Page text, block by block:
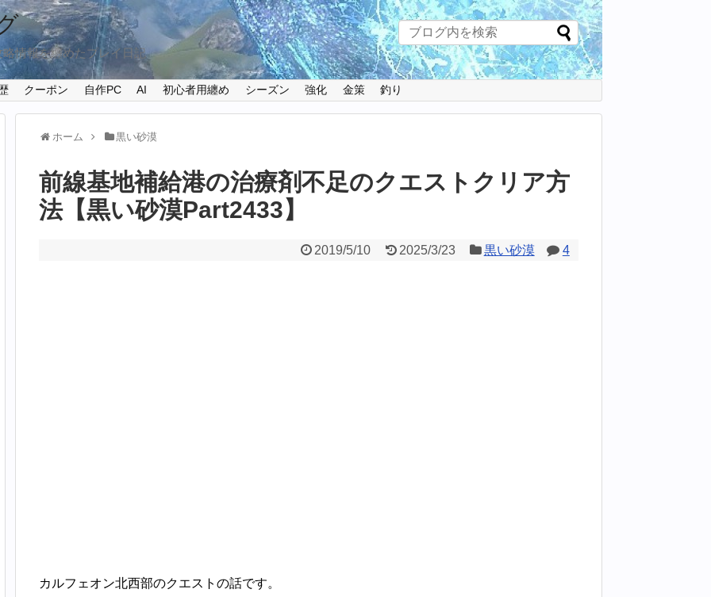
情報を纏めたプレイ日記
クーポン 自作PC AI 初心者用纏め シーズン 強化 金策 釣り
ホーム 黒い砂漠
前線基地補給港の治療剤不足のクエストクリア方
法【黒い砂漠Part2433】
2019/5/10 2025/3/23 黒い砂漠 4
カルフェオン北西部のクエストの話です。